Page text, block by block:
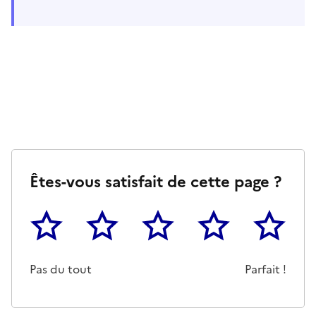
Êtes-vous satisfait de cette page ?
1
Pas du tout
2 3 4 5
Parfait !